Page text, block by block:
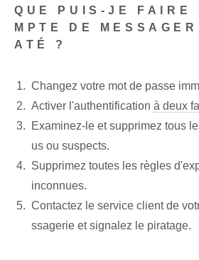
QUE PUIS-JE FAIRE
MPTE DE
ATÉ ?
Changez votre mot de passe
Activer l'authentification à deux
Examinez-le et supprimez tous
us ou suspects.
Supprimez toutes les règles
inconnues.
Contactez le service client de
ssagerie et signalez le piratage.